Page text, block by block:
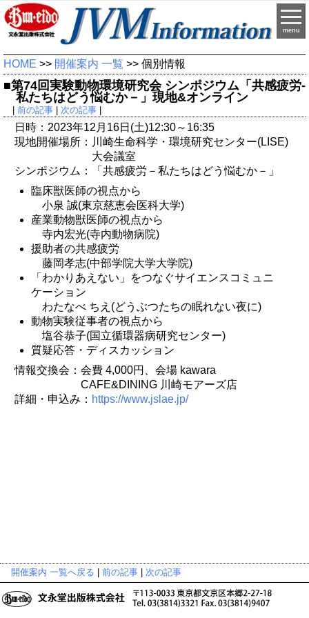
menu
HOME >> 開催案内 一覧 >> 個別情報
■第74回実験動物環境研究会 シンポジウム「共感疲労-
私たちはどう悩むか－」現地&オンライン
| 前の記事| 次の記事|
日時：2023年12月16日(土)12:30～16:35
現地開催場所：川崎生命科学・環境研究センター(LISE)
大会議室
シンポジウム：「共感疲労－私たちはどう悩むか－」
臨床獣医師の視点から
小泉 誠(東京慈恵会医科大学)
産業動物獣医師の視点から
寺内宏光(寺内動物病院)
援助者の共感疲労
藤岡孝志(中部学院大学大学院)
「わかりあえない」をつなぐサイエンスコミュニ
ケーション
わたなべ ちえ(どうぶつたちの眠れない夜に)
動物実験従事者の視点から
塩谷恭子(国立循環器病研究センター)
質疑応答・ディスカッション
情報交換会：会費 4,000円、会場 kawara
CAFE&DINING 川崎モアーズ店
詳細・申込み： https://www.jslae.jp/
開催案内 一覧へ戻る 前の記事 次の記事